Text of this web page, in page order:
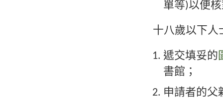
單等)以便
十八歲以下人
遞交填妥的
書館；
申請者的父